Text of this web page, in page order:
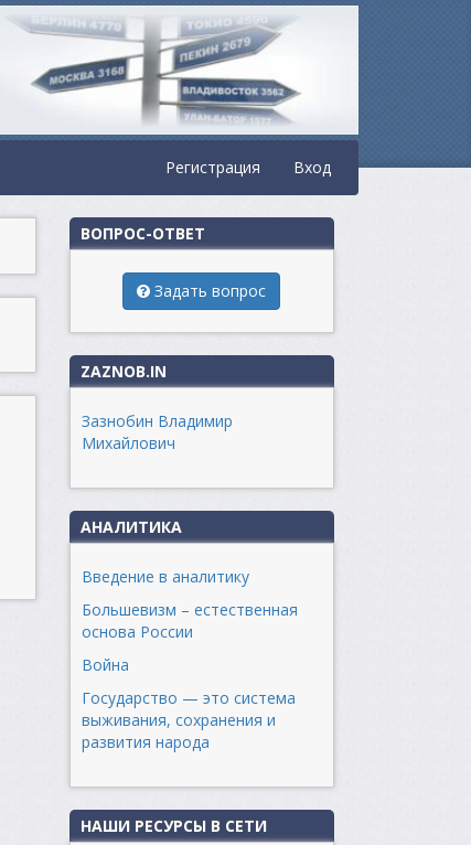
Регистрация Вход
ВОПРОС-ОТВЕТ
Задать вопрос
ZAZNOB.IN
Зазнобин Владимир
Михайлович
АНАЛИТИКА
Введение в аналитику
Большевизм – естественная
основа России
Война
Государство — это система
выживания, сохранения и
развития народа
НАШИ РЕСУРСЫ В СЕТИ